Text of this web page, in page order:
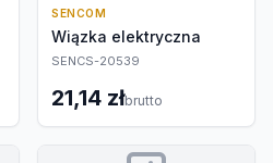
SENCOM
Wiązka elektryczna
SENCS-20539
21,14 złbrutto